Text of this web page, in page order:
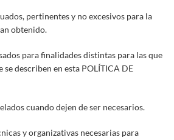
pertinentes y no excesivos para la
obtenido.
para finalidades distintas para las que
se describen en esta POLÍTICA DE
cuando dejen de ser necesarios.
y organizativas necesarias para